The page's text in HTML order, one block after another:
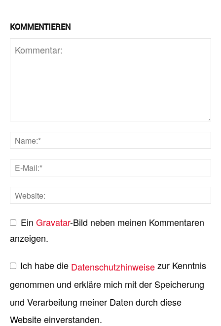
KOMMENTIEREN
EinGravatar-Bild neben meinen Kommentaren
anzeigen.
Ich habe die Datenschutzhinweisezur Kenntnis
genommen und erkläre mich mit der Speicherung
und Verarbeitung meiner Daten durch diese
Website einverstanden.